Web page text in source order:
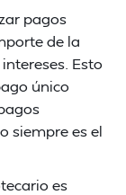
pagos
de la
Esto
único
siempre es el
es